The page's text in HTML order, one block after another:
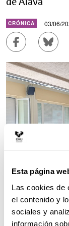
Esta página
Las cookies de
el contenido y
sociales y
información
CRÓNICA 03/06/
Compartir
Foto: EHU.